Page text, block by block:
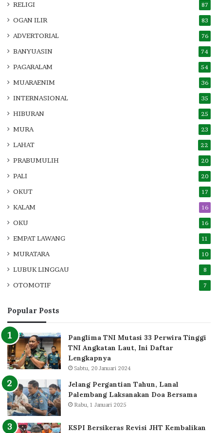
RELIGI 87
OGAN ILIR 83
ADVERTORIAL 76
BANYUASIN 74
PAGARALAM 54
MUARAENIM 36
INTERNASIONAL 35
HIBURAN 25
MURA 23
LAHAT 22
PRABUMULIH 20
PALI 20
OKUT 17
KALAM 16
OKU 16
EMPAT LAWANG 11
MURATARA 10
LUBUK LINGGAU 8
OTOMOTIF 7
Popular Posts
Panglima TNI Mutasi 33 Perwira Tinggi
TNI Angkatan Laut, Ini Daftar
Lengkapnya
Sabtu, 20 Januari 2024
Jelang Pergantian Tahun, Lanal
Palembang Laksanakan Doa Bersama
Rabu, 1 Januari 2025
KSPI Bersikeras Revisi JHT Kembalikan